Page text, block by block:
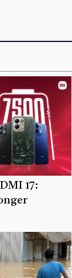
17: